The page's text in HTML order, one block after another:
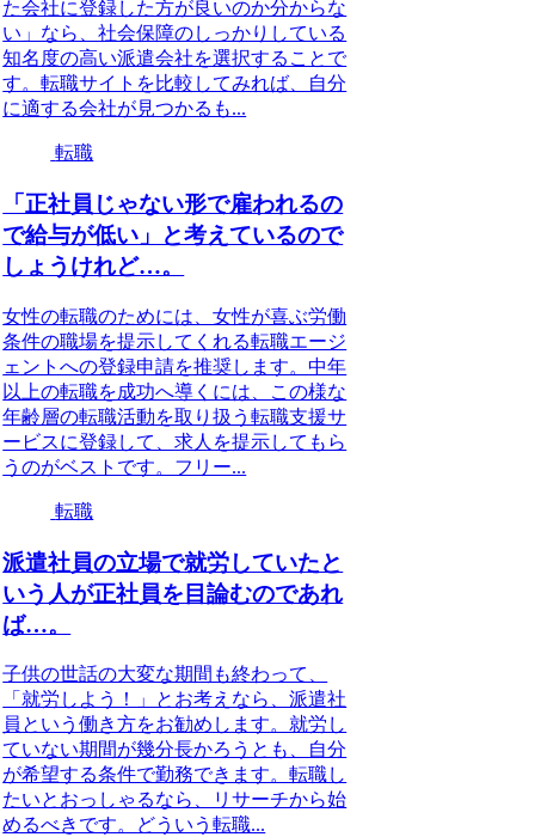
た会社に登録した方が良いのか分からな
い」なら、社会保障のしっかりしている
知名度の高い派遣会社を選択することで
す。転職サイトを比較してみれば、自分
に適する会社が見つかるも...
転職
「正社員じゃない形で雇われるの
で給与が低い」と考えているので
しょうけれど…。
女性の転職のためには、女性が喜ぶ労働
条件の職場を提示してくれる転職エージ
ェントへの登録申請を推奨します。中年
以上の転職を成功へ導くには、この様な
年齢層の転職活動を取り扱う転職支援サ
ービスに登録して、求人を提示してもら
うのがベストです。フリー...
転職
派遣社員の立場で就労していたと
いう人が正社員を目論むのであれ
ば…。
子供の世話の大変な期間も終わって、
「就労しよう！」とお考えなら、派遣社
員という働き方をお勧めします。就労し
ていない期間が幾分長かろうとも、自分
が希望する条件で勤務できます。転職し
たいとおっしゃるなら、リサーチから始
めるべきです。どういう転職...